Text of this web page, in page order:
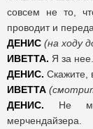
совсем не то,
проводит и
ДЕНИС (на ходу
ИВЕТТА. Я за нее.
ДЕНИС. Скажите,
ИВЕТТА
ДЕНИС. Не
мерчендайзера.